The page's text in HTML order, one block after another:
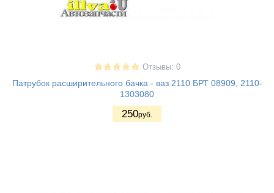
Отзывы: 0
Патрубок расширительного бачка - ваз 2110 БРТ 08909, 2110-
1303080
250руб.